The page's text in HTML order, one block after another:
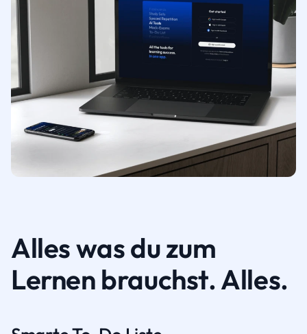
Alles was du zum
Lernen brauchst. Alles.